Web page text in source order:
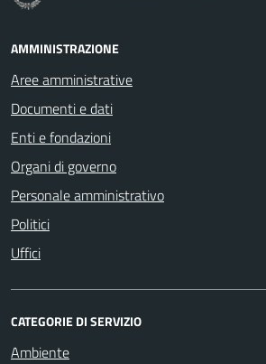
AMMINISTRAZIONE
Aree amministrative
Documenti e dati
Enti e fondazioni
Organi di governo
Personale amministrativo
Politici
Uffici
CATEGORIE DI SERVIZIO
Ambiente